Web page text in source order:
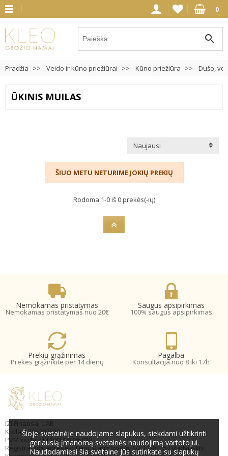
0
search
Pradžia Veido ir kūno priežiūrai Kūno priežiūra Dušo,
ŪKINIS MUILAS
Naujausi
ŠIUO METU NETURIME JOKIŲ PREKIŲ
Rodoma 1-0 iš 0 prekės(-ių)
Nemokamas pristatymas
Nemokamas pristatymas nuo 20€
Saugus apsipirkimas
100% saugus apsipirkimas
Prekių grąžinimas
Prekes grąžinkite per 14 dienų
Pagalba
Konsultacija nuo 8 iki 17h
IZI Finansai UAB
Kodas: 306207820
PVM kodas: LT100016385019
Registracijos adresas: Tėvo Stanislovo g. 1-2, LT-82157 Radviliškis
Šioje svetainėje naudojame slapukus, siekdami užtikrinti
geriausią įmanomą svetainės naudojimą vartotojui.
Naudodamiesi šia svetaine Jūs sutinkate su slapukų